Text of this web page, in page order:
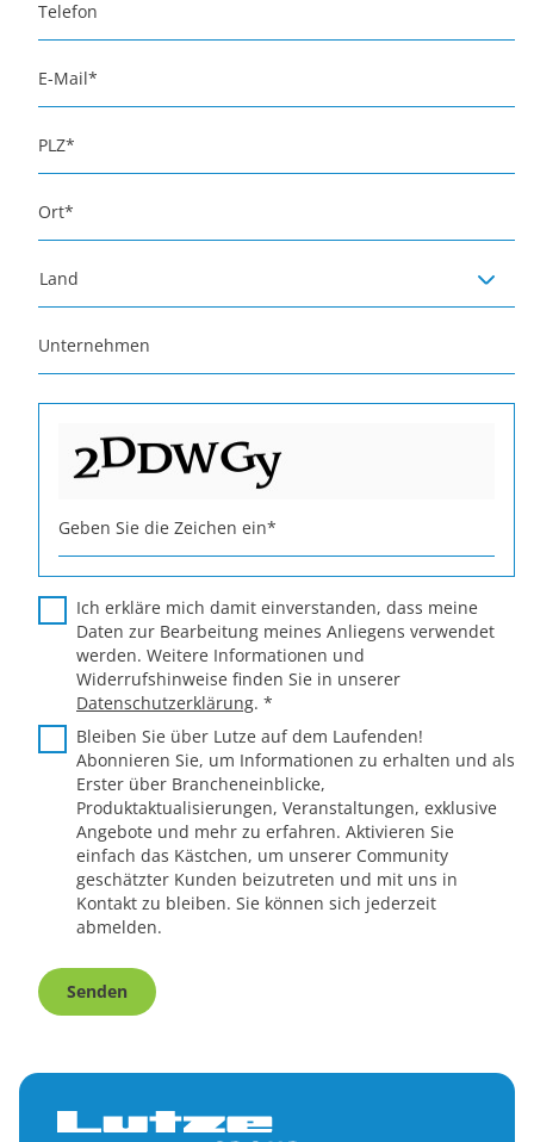
Telefon
E-Mail*
PLZ*
Ort*
Land
Unternehmen
Geben Sie die Zeichen ein*
Ich erkläre mich damit einverstanden, dass meine
Daten zur Bearbeitung meines Anliegens verwendet
werden. Weitere Informationen und
Widerrufshinweise finden Sie in unserer
Datenschutzerklärung. *
Bleiben Sie über Lutze auf dem Laufenden!
Abonnieren Sie, um Informationen zu erhalten und als
Erster über Brancheneinblicke,
Produktaktualisierungen, Veranstaltungen, exklusive
Angebote und mehr zu erfahren. Aktivieren Sie
einfach das Kästchen, um unserer Community
geschätzter Kunden beizutreten und mit uns in
Kontakt zu bleiben. Sie können sich jederzeit
abmelden.
Senden